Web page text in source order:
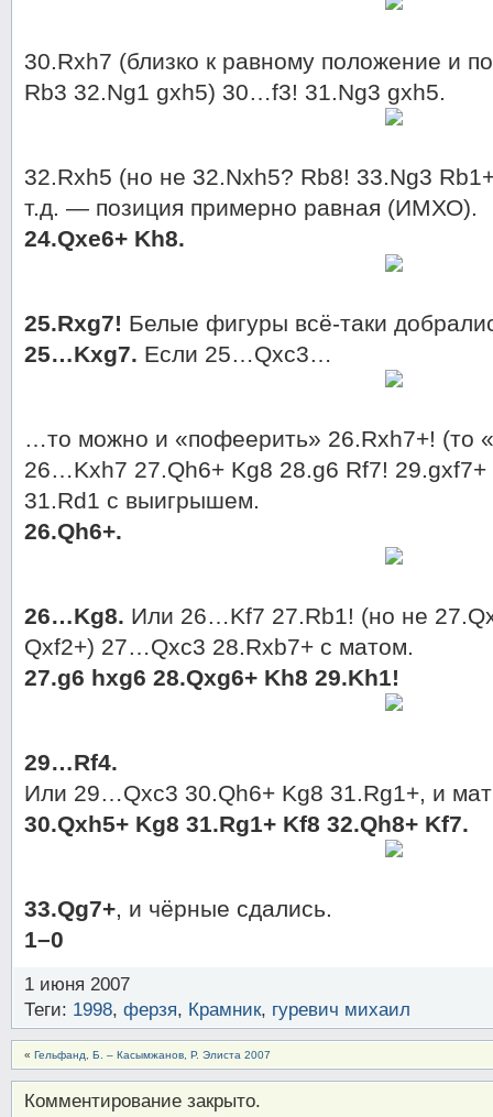
30.Rxh7 (близко к равному положение и
Rb3 32.Ng1 gxh5) 30…f3! 31.Ng3 gxh5.
32.Rxh5 (но не 32.Nxh5? Rb8! 33.Ng3
т.д. — позиция примерно равная (ИМХО).
24.Qxe6+ Kh8.
25.Rxg7! Белые фигуры всё-таки
25…Kxg7. Если 25…Qxc3…
…то можно и «пофеерить» 26.Rxh7+! (то
26…Kxh7 27.Qh6+ Kg8 28.g6 Rf7! 29.gxf7+
31.Rd1 с выигрышем.
26.Qh6+.
26…Kg8. Или 26…Kf7 27.Rb1! (но не
Qxf2+) 27…Qxc3 28.Rxb7+ с матом.
27.g6 hxg6 28.Qxg6+ Kh8 29.Kh1!
29…Rf4.
Или 29…Qxc3 30.Qh6+ Kg8 31.Rg1+, и мат
30.Qxh5+ Kg8 31.Rg1+ Kf8 32.Qh8+ Kf7.
33.Qg7+, и чёрные сдались.
1–0
1 июня 2007
Теги: 1998, ферзя, Крамник, гуревич михаил
« Гельфанд, Б. – Касымжанов, Р. Элиста 2007
Комментирование закрыто.